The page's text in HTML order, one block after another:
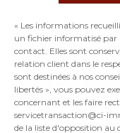
« Les informations
un fichier informatisé par
contact. Elles sont
relation client dans le
sont destinées à nos
libertés », vous pouvez
concernant et les faire
servicetransaction@ci-
de la liste d'opposition au